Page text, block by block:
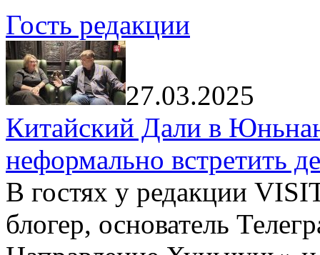
Гость редакции
27.03.2025
Китайский Дали в
неформально встретить
В гостях у редакции
блогер, основатель